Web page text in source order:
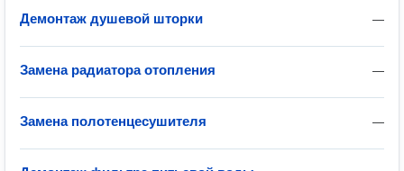
—
Демонтаж душевой шторки
—
Замена радиатора отопления
—
Замена полотенцесушителя